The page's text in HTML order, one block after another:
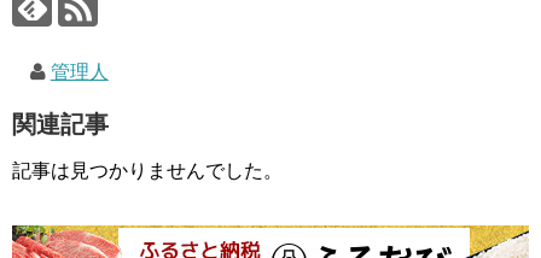
管理人
関連記事
記事は見つかりませんでした。